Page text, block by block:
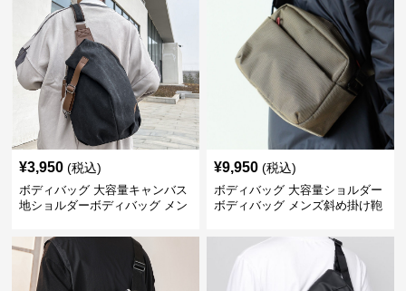
¥3,950 (税込)
ボディバッグ 大容量キャンバス
地ショルダーボディバッグ メン
¥9,950 (税込)
ボディバッグ 大容量ショルダー
ボディバッグ メンズ斜め掛け鞄